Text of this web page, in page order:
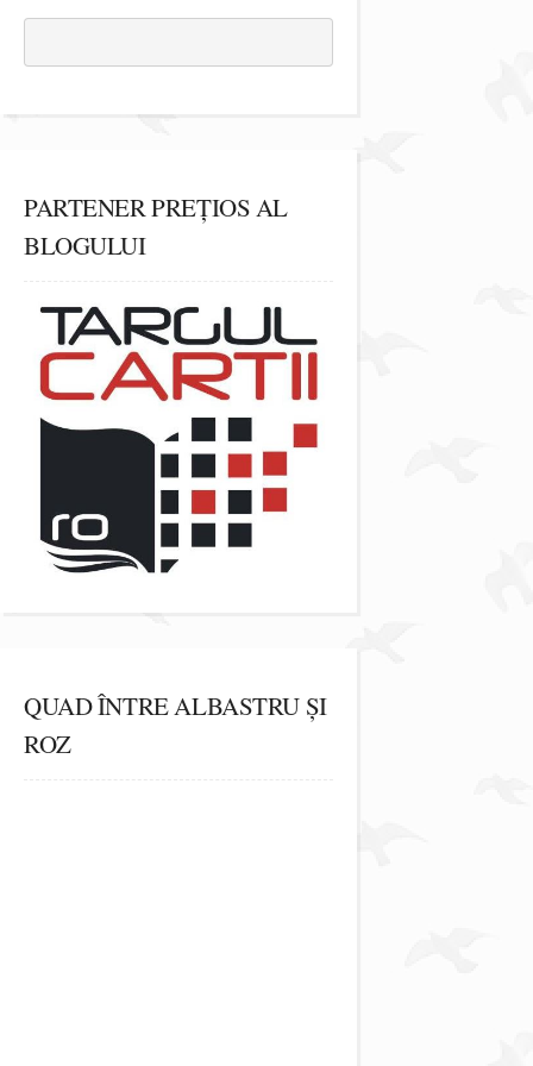
PARTENER PREȚIOS AL
BLOGULUI
QUAD ÎNTRE ALBASTRU ȘI
ROZ